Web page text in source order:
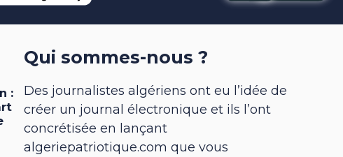
Qui sommes-nous ?
Des journalistes algériens ont eu l’idée de
créer un journal électronique et ils l’ont
concrétisée en lançant
algeriepatriotique.com que vous